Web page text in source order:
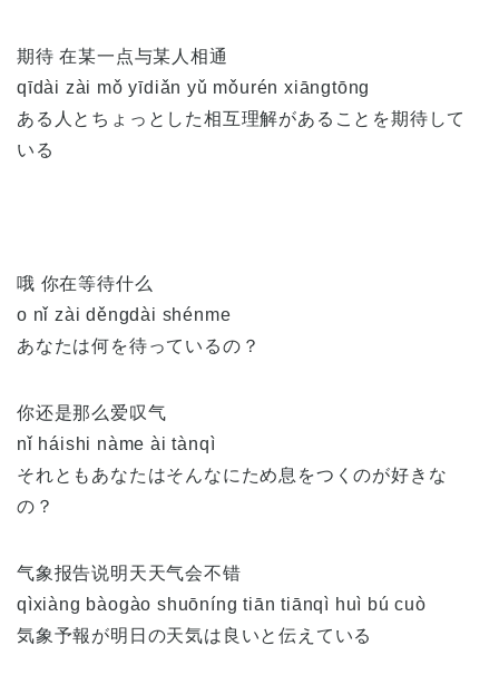
期待 在某一点与某人相通
qīdài zài mǒ yīdiǎn yǔ mǒurén xiāngtōng
ある人とちょっとした相互理解があることを期待して
いる
哦 你在等待什么
o nǐ zài děngdài shénme
あなたは何を待っているの？
你还是那么爱叹气
nǐ háishi nàme ài tànqì
それともあなたはそんなにため息をつくのが好きな
の？
气象报告说明天天气会不错
qìxiàng bàogào shuōníng tiān tiānqì huì bú cuò
気象予報が明日の天気は良いと伝えている